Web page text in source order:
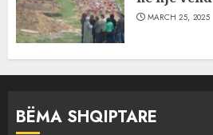
MARCH 25, 2025
BËMA SHQIPTARE